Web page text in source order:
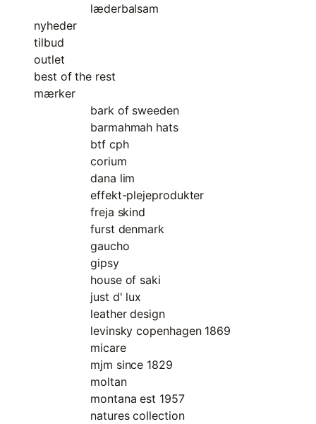
læderbalsam
nyheder
tilbud
outlet
best of the rest
mærker
bark of sweeden
barmahmah hats
btf cph
corium
dana lim
effekt-plejeprodukter
freja skind
furst denmark
gaucho
gipsy
house of saki
just d' lux
leather design
levinsky copenhagen 1869
micare
mjm since 1829
moltan
montana est 1957
natures collection